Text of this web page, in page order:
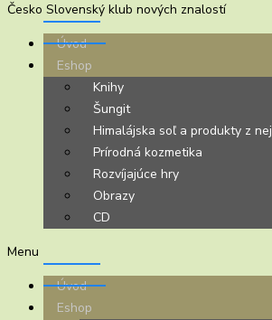
Česko Slovenský klub nových znalostí
Úvod
Eshop
Knihy
Šungit
Himalájska soľ a produkty z nej
Prírodná kozmetika
Rozvíjajúce hry
Obrazy
CD
Menu
Úvod
Eshop